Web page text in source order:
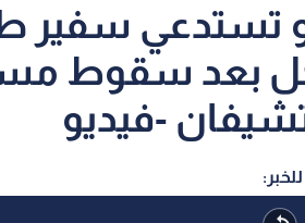
تستدعي سفير
بعد سقوط
-فيديو